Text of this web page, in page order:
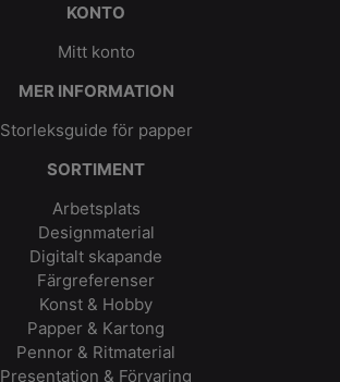
KONTO
Mitt konto
MER INFORMATION
Storleksguide för papper
SORTIMENT
Arbetsplats
Designmaterial
Digitalt skapande
Färgreferenser
Konst & Hobby
Papper & Kartong
Pennor & Ritmaterial
Presentation & Förvaring